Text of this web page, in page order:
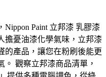
Paint 立邦漆 乳膠漆
擔憂油漆化學氣味，立邦漆
的產品，讓您在粉刷後能更
觀察立邦漆商品清單，